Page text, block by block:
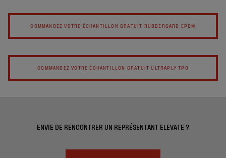
COMMANDEZ VOTRE ÉCHANTILLON GRATUIT RUBBERGARD EPDM
COMMANDEZ VOTRE ÉCHANTILLON GRATUIT ULTRAPLY TPO
ENVIE DE RENCONTRER UN REPRÉSENTANT ELEVATE ?